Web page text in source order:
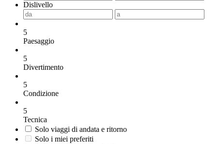
Dislivello
5
Paesaggio
5
Divertimento
5
Condizione
5
Tecnica
Solo viaggi di andata e ritorno
Solo i miei preferiti